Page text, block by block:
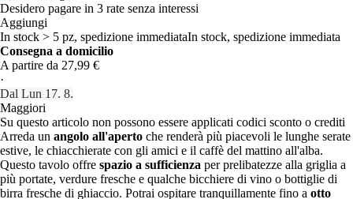
Desidero pagare in 3 rate senza interessi
Aggiungi
In stock > 5 pz, spedizione immediataIn stock, spedizione immediata
Consegna a domicilio
A partire da 27,99 €
·
Dal Lun 17. 8.
Maggiori
Su questo articolo non possono essere applicati codici sconto o crediti
Arreda un angolo all'aperto che renderà più piacevoli le lunghe serate
estive, le chiacchierate con gli amici e il caffè del mattino all'alba.
Questo tavolo offre spazio a sufficienza per prelibatezze alla griglia a
più portate, verdure fresche e qualche bicchiere di vino o bottiglie di
birra fresche di ghiaccio. Potrai ospitare tranquillamente fino a otto